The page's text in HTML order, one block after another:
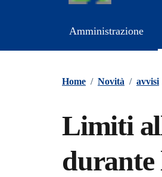
Amministrazione
Home / Novità / avvisi
Limiti
durante